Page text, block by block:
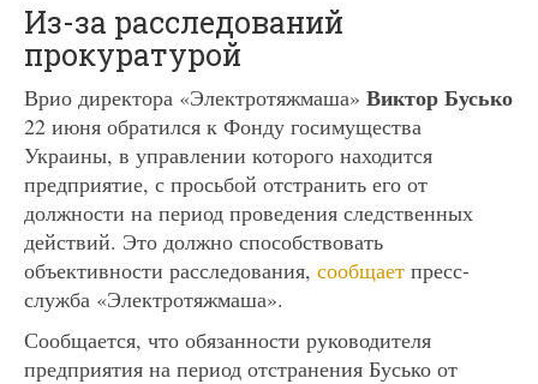
Из-за расследований
прокуратурой
Врио директора «Электротяжмаша» Виктор Бусько
22 июня обратился к Фонду госимущества
Украины, в управлении которого находится
предприятие, с просьбой отстранить его от
должности на период проведения следственных
действий. Это должно способствовать
объективности расследования, сообщает пресс-
служба «Электротяжмаша».
Сообщается, что обязанности руководителя
предприятия на период отстранения Бусько от